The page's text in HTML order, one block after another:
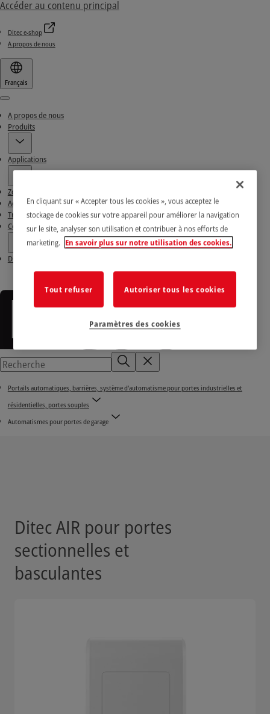
Accéder au contenu principal
Ditec e-shop
A propos de nous
Français
Menu
A propos de nous
Produits
Applications
Zone de téléchargement
Actualités & Réussites
Trouvez nos Partenaires
Contacts
Ditec e-shop
Portails automatiques, barrières, système d'automatisme pour portes industrielles et
résidentielles, portes souples
Automatismes pour portes de garage
Ditec AIR pour portes
sectionnelles et
basculantes
En cliquant sur « Accepter tous les cookies », vous acceptez le
stockage de cookies sur votre appareil pour améliorer la navigation
sur le site, analyser son utilisation et contribuer à nos efforts de
marketing. En savoir plus sur notre utilisation des cookies.
Tout refuser Autoriser tous les cookies
Paramètres des cookies